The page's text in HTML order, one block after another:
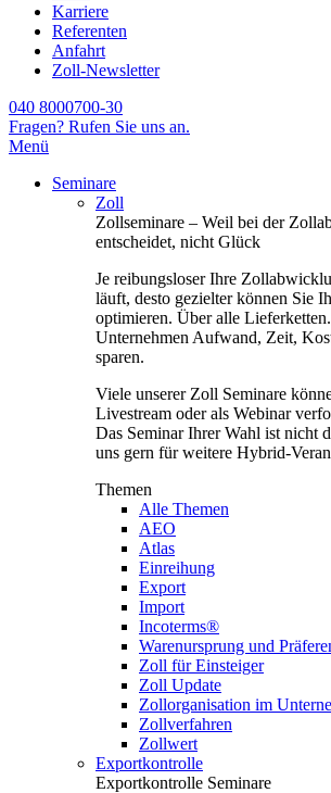
Karriere
Referenten
Anfahrt
Zoll-Newsletter
040 8000700-30
Fragen? Rufen Sie uns an.
Menü
Seminare
Zoll
Zollseminare – Weil bei der
entscheidet, nicht Glück
Je reibungsloser Ihre
läuft, desto gezielter können Sie
optimieren. Über alle
Unternehmen Aufwand, Zeit,
sparen.
Viele unserer Zoll Seminare
Livestream oder als Webinar
Das Seminar Ihrer Wahl ist nicht
uns gern für weitere Hybrid-
Themen
Alle Themen
AEO
Atlas
Einreihung
Export
Import
Incoterms®
Warenursprung und
Zoll für Einsteiger
Zoll Update
Zollorganisation im
Zollverfahren
Zollwert
Exportkontrolle
Exportkontrolle Seminare